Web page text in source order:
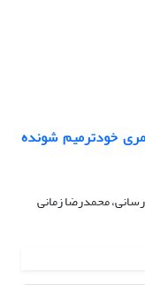
خودترمیم شونده
محمدرضا زمانی